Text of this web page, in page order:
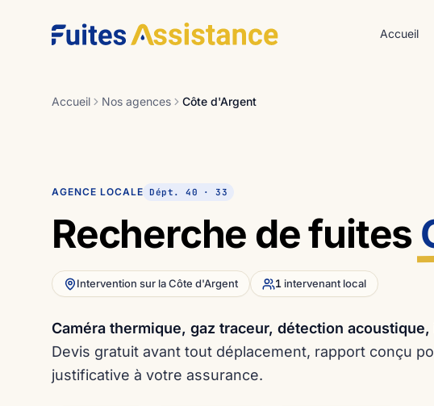
Accueil
Accueil Nos agences Côte d'Argent
AGENCE LOCALE Dépt. 40 · 33
Recherche de fuites
Intervention sur la Côte d'Argent 1 intervenant local
Caméra thermique, gaz traceur, détection
Devis gratuit avant tout déplacement, rapport conçu
justificative à votre assurance.